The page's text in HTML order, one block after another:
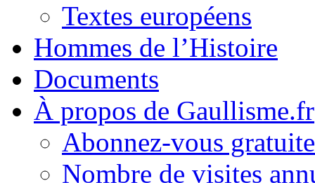
Textes européens
Hommes de l’Histoire
Documents
À propos de Gaullisme.fr
Abonnez-vous
Nombre de visites